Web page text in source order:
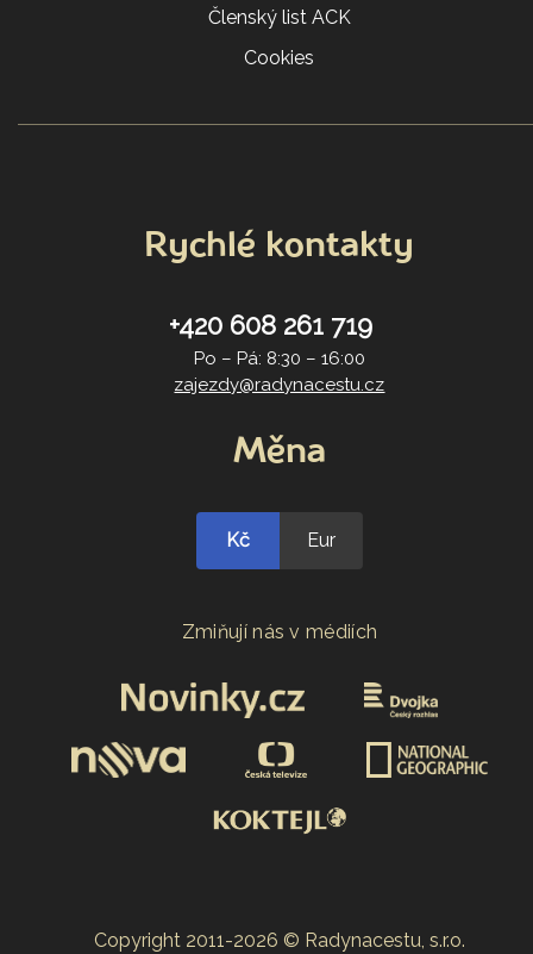
Členský list ACK
Cookies
Rychlé kontakty
+420 608 261 719
Po – Pá: 8:30 – 16:00
zajezdy@radynacestu.cz
Měna
Kč Eur
Zmiňují nás v médiích
Copyright 2011-2026 © Radynacestu, s.r.o.